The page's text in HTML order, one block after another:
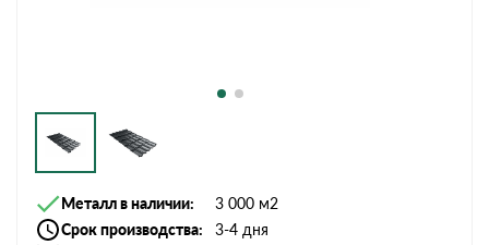
Металл в наличии
3 000 м2
Срок производства
3-4 дня